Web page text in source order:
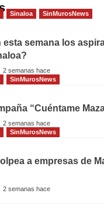
Sinaloa SinMurosNews
esta semana los
2 semanas hace
SinMurosNews
“Cuéntame
2 semanas hace
SinMurosNews
a empresas de
2 semanas hace